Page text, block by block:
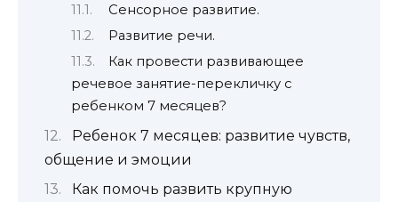
Сенсорное развитие.
Развитие речи.
Как провести развивающее
речевое занятие-перекличку с
ребенком 7 месяцев?
Ребенок 7 месяцев: развитие чувств,
общение и эмоции
Как помочь развить крупную